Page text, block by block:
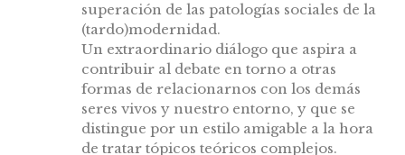
superación de las patologías sociales de la
(tardo)modernidad.
Un extraordinario diálogo que aspira a
contribuir al debate en torno a otras
formas de relacionarnos con los demás
seres vivos y nuestro entorno, y que se
distingue por un estilo amigable a la hora
de tratar tópicos teóricos complejos.